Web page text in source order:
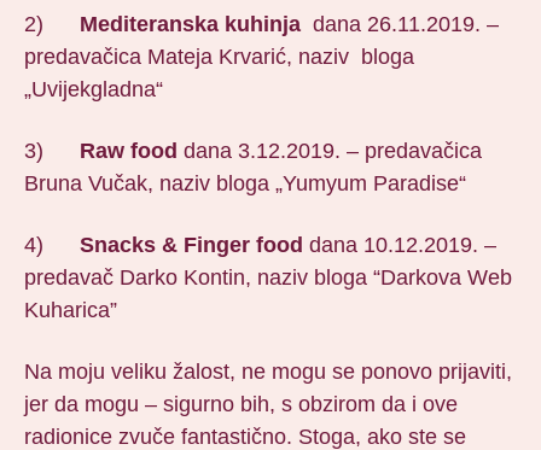
2) Mediteranska kuhinja dana 26.11.2019. –
predavačica Mateja Krvarić, naziv bloga
„Uvijekgladna“
3) Raw food dana 3.12.2019. – predavačica
Bruna Vučak, naziv bloga „Yumyum Paradise“
4) Snacks & Finger food dana 10.12.2019. –
predavač Darko Kontin, naziv bloga “Darkova Web
Kuharica”
Na moju veliku žalost, ne mogu se ponovo prijaviti,
jer da mogu – sigurno bih, s obzirom da i ove
radionice zvuče fantastično. Stoga, ako ste se